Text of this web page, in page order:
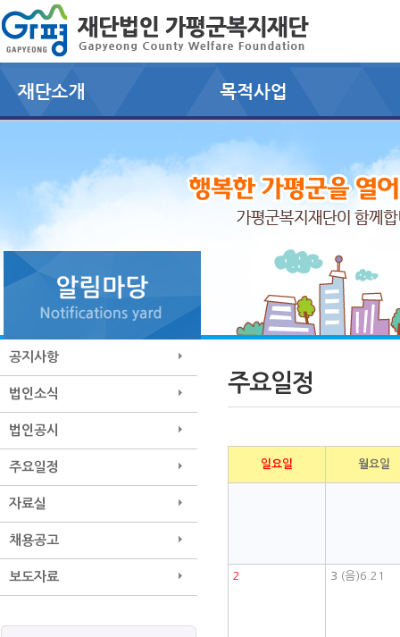
공지사항
법인소식
법인공시
주요일정
자료실
채용공고
보도자료
주요일정
일요일 월요일
2 3 (음)6.21